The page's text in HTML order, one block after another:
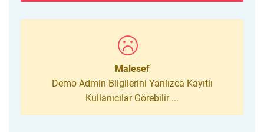
Malesef
Demo Admin Bilgilerini Yanlızca Kayıtlı
Kullanıcılar Görebilir ...